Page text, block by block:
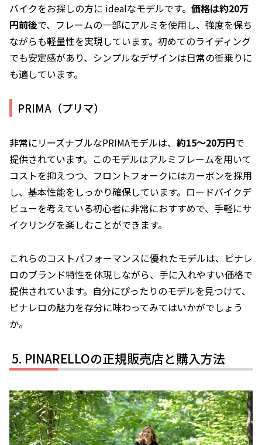
バイクをお探しの方に idealなモデルです。 価格は約20万
円前後で、フレームの一部にアルミを使用し、強度を保ち
ながらも軽量性を実現しています。初めてのライディング
でも安定感があり、シンプルなデザインは日常の街乗りに
も適しています。
PRIMA（プリマ）
非常にリーズナブルなPRIMAモデルは、 約15〜20万円で
提供されています。このモデルはアルミフレームを用いて
コストを抑えつつ、フロントフォークにはカーボンを採用
し、基本性能をしっかり確保しています。ロードバイクデ
ビューを考えている初心者に非常におすすめで、手軽にサ
イクリングを楽しむことができます。
これらのコストパフォーマンスに優れたモデルは、ピナレ
ロのブランド特性を体現しながら、手に入れやすい価格で
提供されています。自分にぴったりのモデルを見つけて、
ピナレロの魅力を存分に味わってみてはいかがでしょう
か。
PINARELLOの正規販売店と購入方法